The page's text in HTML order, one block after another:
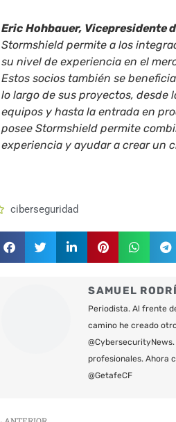
Eric Hohbauer, Vicepresidente
Stormshield permite a los
su nivel de experiencia en el
Estos socios también se
lo largo de sus proyectos, desde
equipos y hasta la entrada en
posee Stormshield permite
experiencia y ayudar a crear un
ciberseguridad
SAMUEL
Periodista. Al frente
camino he creado
profesionales. Ahora
@GetafeCF